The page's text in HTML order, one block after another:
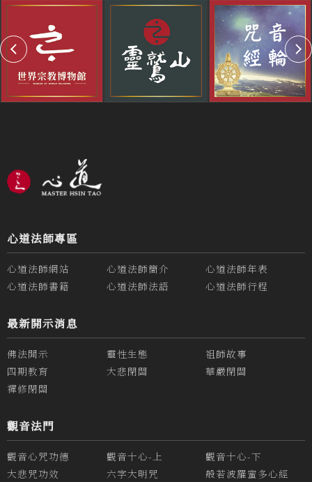
心道法師專區
心道法師網站 心道法師簡介
心道法師年表
心道法師書籍
心道法師法語 心道法師行程
最新開示消息
佛法開示 靈性生態
祖師故事
四期教育
大悲閉關
華嚴閉關
禪修閉關
觀音法門
觀音心咒功德 觀音十心-上
觀音十心-下
大悲咒功效
六字大明咒 般若波羅蜜多心經